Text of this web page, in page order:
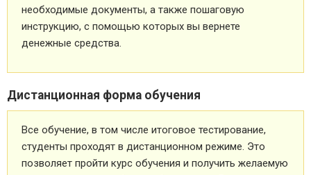
необходимые документы, а также пошаговую
инструкцию, с помощью которых вы вернете
денежные средства.
Дистанционная форма обучения
Все обучение, в том числе итоговое тестирование,
студенты проходят в дистанционном режиме. Это
позволяет пройти курс обучения и получить желаемую